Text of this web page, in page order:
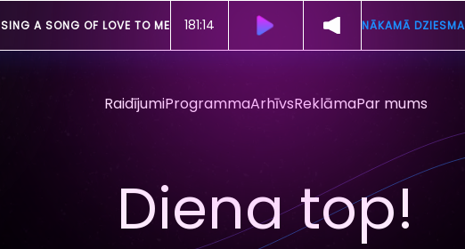
SING A SONG OF LOVE TO ME 181:11 NĀKAMĀ DZIESMA
RaidījumiProgrammaArhīvsReklāmaPar mums
Diena top!